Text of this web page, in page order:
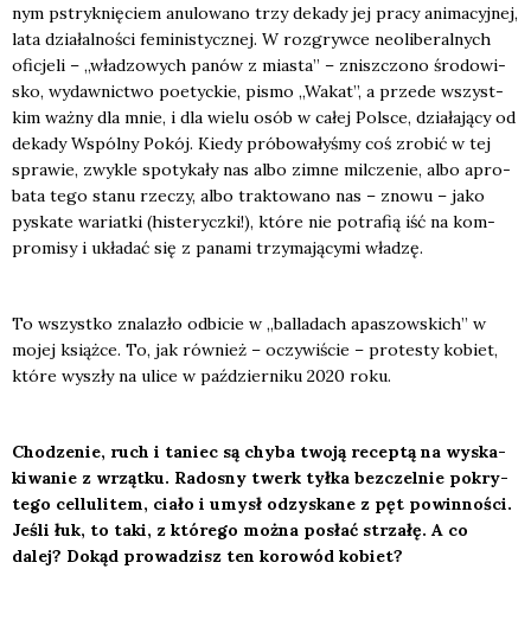
nym pstryk­nię­ciem anu­lo­wa­no trzy deka­dy jej pra­cy ani­ma­cyj­nej,
lata dzia­łal­no­ści femi­ni­stycz­nej. W roz­gryw­ce neo­li­be­ral­nych
ofi­cje­li – „wła­dzo­wych panów z mia­sta” – znisz­czo­no śro­do­wi­
sko, wydaw­nic­two poetyc­kie, pismo „Wakat”, a przede wszyst­
kim waż­ny dla mnie, i dla wie­lu osób w całej Pol­sce, dzia­ła­ją­cy od
deka­dy Wspól­ny Pokój. Kie­dy pró­bo­wa­ły­śmy coś zro­bić w tej
spra­wie, zwy­kle spo­ty­ka­ły nas albo zim­ne mil­cze­nie, albo apro­
ba­ta tego sta­nu rze­czy, albo trak­to­wa­no nas – zno­wu – jako
pyska­te wariat­ki (histe­rycz­ki!), któ­re nie potra­fią iść na kom­
pro­mi­sy i ukła­dać się z pana­mi trzy­ma­ją­cy­mi wła­dzę.
To wszyst­ko zna­la­zło odbi­cie w „bal­la­dach apa­szow­skich” w
mojej książ­ce. To, jak rów­nież – oczy­wi­ście – pro­te­sty kobiet,
któ­re wyszły na uli­ce w paź­dzier­ni­ku 2020 roku.
Cho­dze­nie, ruch i taniec są chy­ba two­ją recep­tą na wyska­
ki­wa­nie z wrząt­ku. Rado­sny twerk tył­ka bez­czel­nie pokry­
te­go cel­lu­li­tem, cia­ło i umysł odzy­ska­ne z pęt powin­no­ści.
Jeśli łuk, to taki, z któ­re­go moż­na posłać strza­łę. A co
dalej? Dokąd pro­wa­dzisz ten koro­wód kobiet?